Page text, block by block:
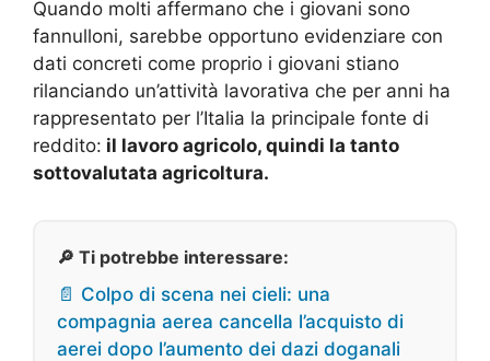
Quando molti affermano che i giovani sono
fannulloni, sarebbe opportuno evidenziare con
dati concreti come proprio i giovani stiano
rilanciando un’attività lavorativa che per anni ha
rappresentato per l’Italia la principale fonte di
reddito: il lavoro agricolo, quindi la tanto
sottovalutata agricoltura.
🔎 Ti potrebbe interessare:
📄 Colpo di scena nei cieli: una
compagnia aerea cancella l’acquisto di
aerei dopo l’aumento dei dazi doganali